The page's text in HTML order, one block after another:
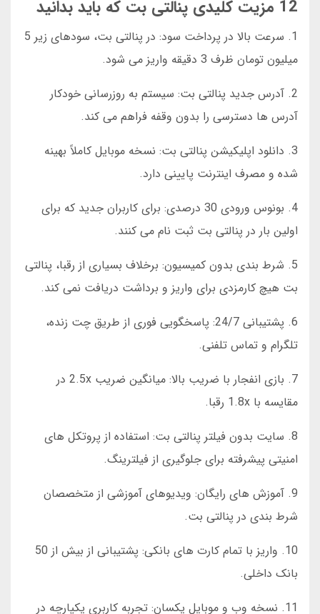
12 مزیت کلیدی پنالتی بت که باید بدانید
1. سرعت بالا در پرداخت سود: در پنالتی بت، سودهای زیر 5
میلیون تومان ظرف 3 دقیقه واریز می شود.
2. آدرس جدید پنالتی بت: سیستم به روزرسانی خودکار
آدرس ها دسترسی را بدون وقفه فراهم می کند.
3. دانلود اپلیکیشن پنالتی بت: نسخه موبایل کاملاً بهینه
شده و مصرف اینترنت پایینی دارد.
4. بونوس ورودی 30 درصدی: برای کاربران جدید که برای
اولین بار در پنالتی بت ثبت نام می کنند.
5. شرط بندی بدون کمیسیون: برخلاف بسیاری از رقبا، پنالتی
بت هیچ کارمزدی برای واریز و برداشت دریافت نمی کند.
6. پشتیبانی 24/7: پاسخگویی فوری از طریق چت زنده،
تلگرام و تماس تلفنی.
7. بازی انفجار با ضریب بالا: میانگین ضریب 2.5x در
مقایسه با 1.8x رقبا.
8. سایت بدون فیلتر پنالتی بت: استفاده از پروتکل های
امنیتی پیشرفته برای جلوگیری از فیلترینگ.
9. آموزش های رایگان: ویدیوهای آموزشی از متخصصان
شرط بندی در پنالتی بت.
10. واریز با تمام کارت های بانکی: پشتیبانی از بیش از 50
بانک داخلی.
11. نسخه وب و موبایل یکسان: تجربه کاربری یکپارچه در